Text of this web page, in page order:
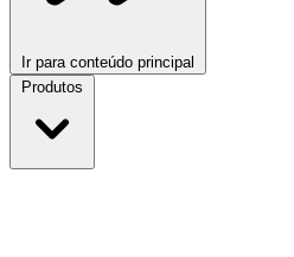
Ir para conteúdo principal
Produtos